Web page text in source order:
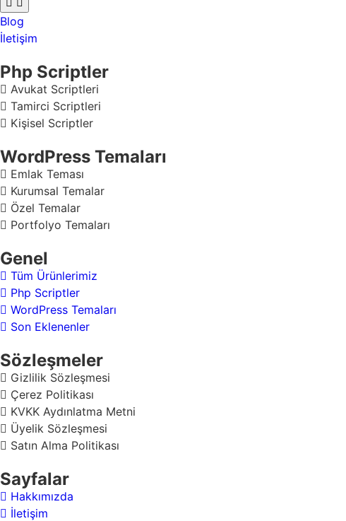
Blog
İletişim
Php Scriptler
Avukat Scriptleri
Tamirci Scriptleri
Kişisel Scriptler
WordPress Temaları
Emlak Teması
Kurumsal Temalar
Özel Temalar
Portfolyo Temaları
Genel
Tüm Ürünlerimiz
Php Scriptler
WordPress Temaları
Son Eklenenler
Sözleşmeler
Gizlilik Sözleşmesi
Çerez Politikası
KVKK Aydınlatma Metni
Üyelik Sözleşmesi
Satın Alma Politikası
Sayfalar
Hakkımızda
İletişim